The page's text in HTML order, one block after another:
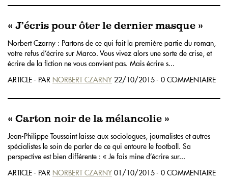
« J’écris pour ôter le dernier masque »
Norbert Czarny : Partons de ce qui fait la première partie du roman,
votre refus d’écrire sur Marco. Vous vivez alors une sorte de crise, et
écrire de la fiction ne vous convient pas. Mais écrire s...
ARTICLE - PAR NORBERT CZARNY 22/10/2015 - 0 COMMENTAIRE
« Carton noir de la mélancolie »
Jean-Philippe Toussaint laisse aux sociologues, journalistes et autres
spécialistes le soin de parler de ce qui entoure le football. Sa
perspective est bien différente : « Je fais mine d’écrire sur...
ARTICLE - PAR NORBERT CZARNY 01/10/2015 - 0 COMMENTAIRE